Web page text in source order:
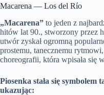
Macarena — Los del Río
„Macarena” to jeden z
hitów lat 90., stworzony przez
utwór zyskał ogromną
prostemu, tanecznemu
choreografii, która wpisała się
Piosenka stała się
ukazując: